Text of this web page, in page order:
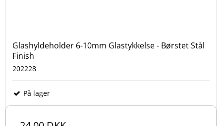
Glashyldeholder 6-10mm Glastykkelse - Børstet Stål
Finish
202228
På lager